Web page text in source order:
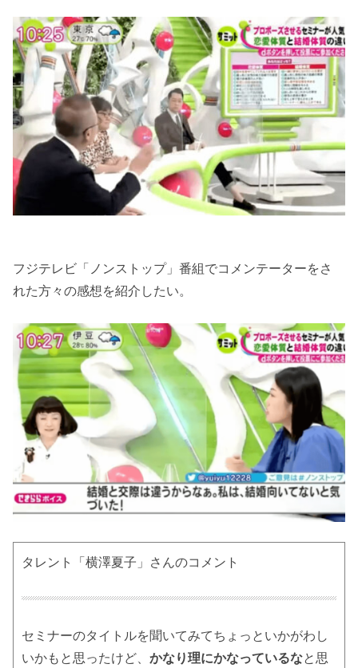
フジテレビ「ノンストップ」番組でコメンテーターをさ
れた方々の感想を紹介したい。
タレント「横澤夏子」さんのコメント
セミナーのタイトルを聞いてみてちょっといかがわし
いかもと思ったけど、かなり理にかなっているなと思